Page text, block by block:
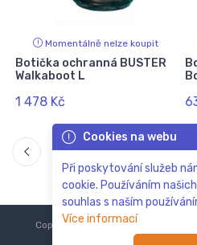
Momentálně nelze koupit
Botička ochranná BUSTER
Walkaboot L
1 478 Kč
Cookies na webu
Při poskytování služeb
cookie. Používáním
souhlas s naším
Více informací
Copyright © 2018-2024